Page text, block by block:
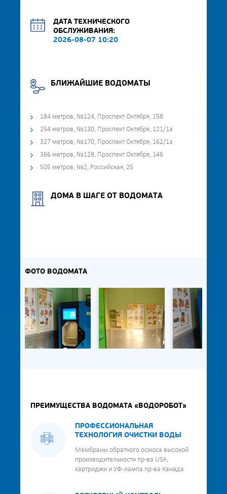
ДАТА ТЕХНИЧЕСКОГО
ОБСЛУЖИВАНИЯ:
2026-08-07 10:20
БЛИЖАЙШИЕ ВОДОМАТЫ
184 метров, №124, Проспект Октября, 158
254 метров, №130, Проспект Октября, 121/1а
327 метров, №170, Проспект Октября, 162/1а
366 метров, №128, Проспект Октября, 146
505 метров, №2, Российская, 25
ДОМА В ШАГЕ ОТ ВОДОМАТА
ФОТО ВОДОМАТА
ПРЕИМУЩЕСТВА ВОДОМАТА «ВОДОРОБОТ»
ПРОФЕССИОНАЛЬНАЯ
ТЕХНОЛОГИЯ ОЧИСТКИ ВОДЫ
Мембраны обратного осмоса высокой
производительности пр-ва USA,
картриджи и УФ-лампа пр-ва Канада